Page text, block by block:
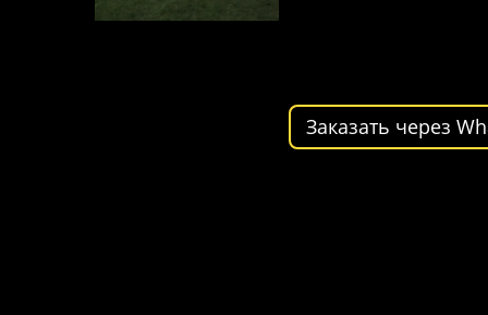
Заказать через